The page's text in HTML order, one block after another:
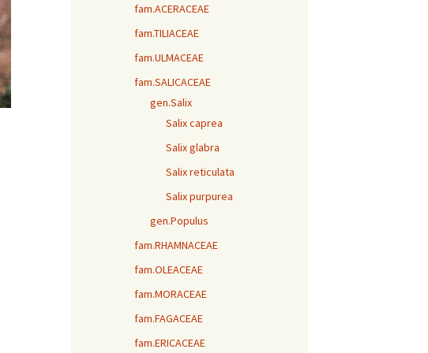
fam.ACERACEAE
fam.TILIACEAE
fam.ULMACEAE
fam.SALICACEAE
gen.Salix
Salix caprea
Salix glabra
Salix reticulata
Salix purpurea
gen.Populus
fam.RHAMNACEAE
fam.OLEACEAE
fam.MORACEAE
fam.FAGACEAE
fam.ERICACEAE